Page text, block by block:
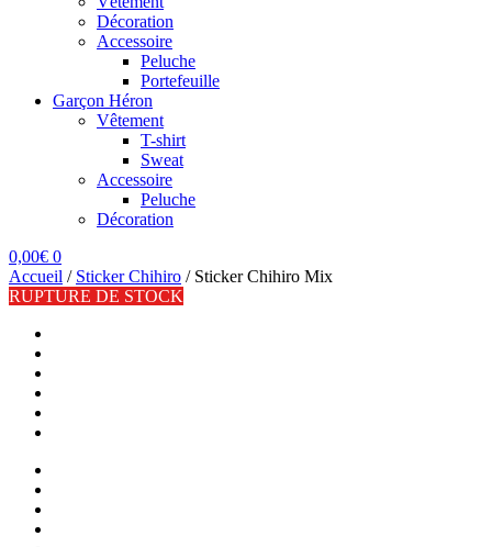
Décoration
Accessoire
Peluche
Portefeuille
Garçon Héron
Vêtement
T-shirt
Sweat
Accessoire
Peluche
Décoration
0,00€ 0
Accueil / Sticker Chihiro / Sticker Chihiro Mix
RUPTURE DE STOCK